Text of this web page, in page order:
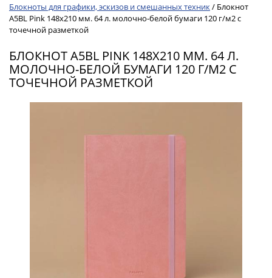
Блокноты для графики, эскизов и смешанных техник/ Блокнот
А5BL Pink 148х210 мм. 64 л. молочно-белой бумаги 120 г/м2 с
точечной разметкой
БЛОКНОТ А5BL PINK 148Х210 ММ. 64 Л.
МОЛОЧНО-БЕЛОЙ БУМАГИ 120 Г/М2 С
ТОЧЕЧНОЙ РАЗМЕТКОЙ